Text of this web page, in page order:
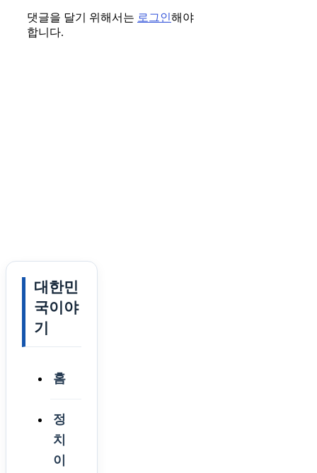
댓글을 달기 위해서는 로그인해야
합니다.
대한민
국이야
기
홈
정
치
이